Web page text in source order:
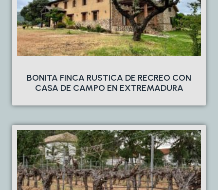
BONITA FINCA RUSTICA DE RECREO CON
CASA DE CAMPO EN EXTREMADURA